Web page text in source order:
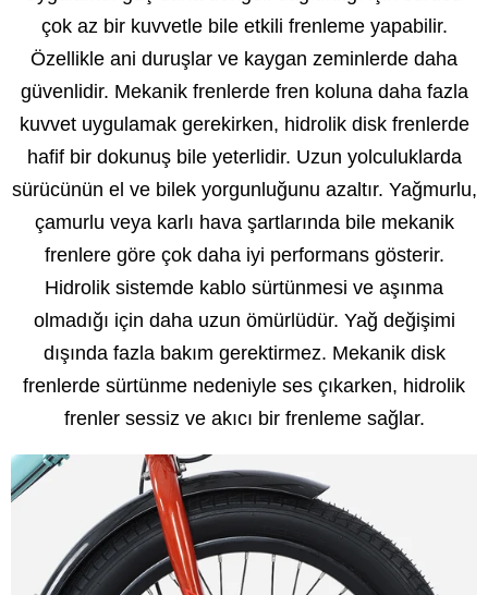
çok az bir kuvvetle bile etkili frenleme yapabilir.
Özellikle ani duruşlar ve kaygan zeminlerde daha
güvenlidir. Mekanik frenlerde fren koluna daha fazla
kuvvet uygulamak gerekirken, hidrolik disk frenlerde
hafif bir dokunuş bile yeterlidir. Uzun yolculuklarda
sürücünün el ve bilek yorgunluğunu azaltır. Yağmurlu,
çamurlu veya karlı hava şartlarında bile mekanik
frenlere göre çok daha iyi performans gösterir.
Hidrolik sistemde kablo sürtünmesi ve aşınma
olmadığı için daha uzun ömürlüdür. Yağ değişimi
dışında fazla bakım gerektirmez. Mekanik disk
frenlerde sürtünme nedeniyle ses çıkarken, hidrolik
frenler sessiz ve akıcı bir frenleme sağlar.